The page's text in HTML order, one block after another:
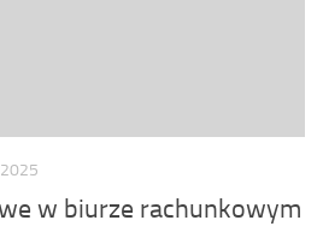
w biurze rachunkowym